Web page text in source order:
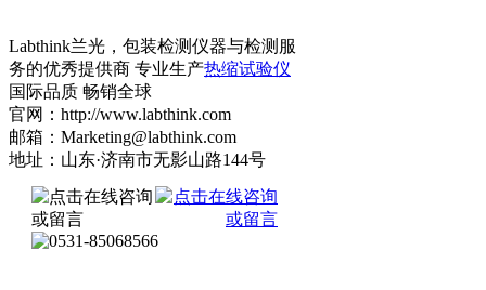
Labthink兰光，包装检测仪器与检测服
务的优秀提供商 专业生产热缩试验仪
国际品质 畅销全球
官网：http://www.labthink.com
邮箱：Marketing@labthink.com
地址：山东·济南市无影山路144号